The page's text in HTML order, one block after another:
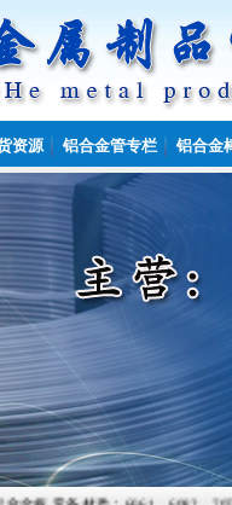
资源 铝合金管专栏 铝合金